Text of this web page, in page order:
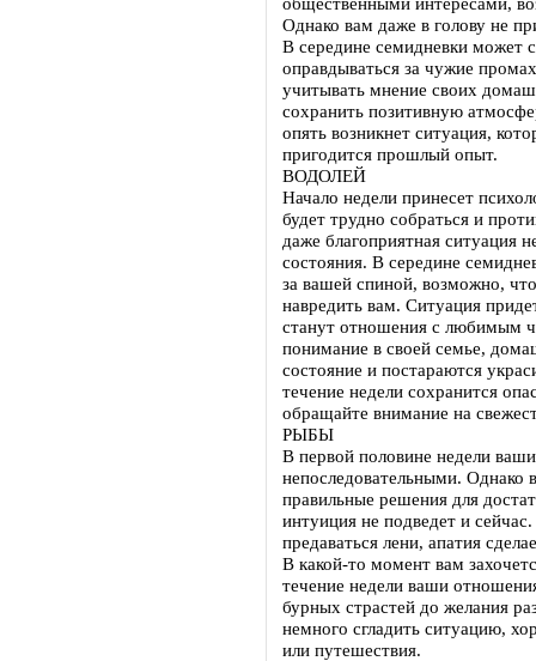
Однако вам даже в голову не
В середине семидневки может
оправдываться за чужие
учитывать мнение своих
сохранить позитивную
опять возникнет ситуация,
пригодится прошлый опыт.
ВОДОЛЕЙ
Начало недели принесет
будет трудно собраться и
даже благоприятная ситуация
состояния. В середине
за вашей спиной, возможно,
навредить вам. Ситуация
станут отношения с любимым
понимание в своей семье,
состояние и постараются
течение недели сохранится
обращайте внимание на
РЫБЫ
В первой половине недели
непоследовательными. Однако
правильные решения для
интуиция не подведет и
предаваться лени, апатия
В какой-то момент вам
течение недели ваши
бурных страстей до желания
немного сгладить ситуацию,
или путешествия.